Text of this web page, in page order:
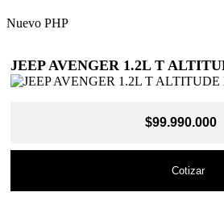
Nuevo PHP
JEEP AVENGER 1.2L T
$99.990.000
Cotizar